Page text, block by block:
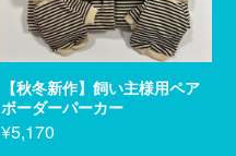
【秋冬新作】飼い主様用ペア
ボーダーパーカー
¥5,170